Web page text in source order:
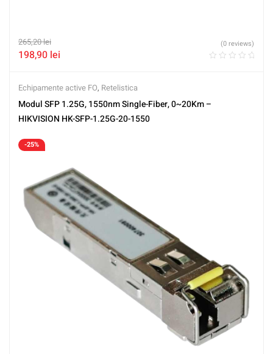
265,20lei
198,90 lei
(0 reviews)
Echipamente active FO, Retelistica
Modul SFP 1.25G, 1550nm Single-Fiber, 0~20Km –
HIKVISION HK-SFP-1.25G-20-1550
-25%